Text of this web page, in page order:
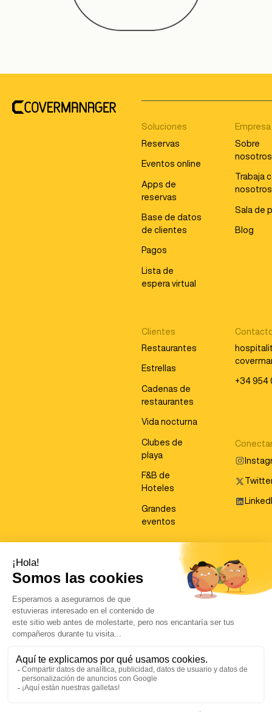
Soluciones
Reservas
Eventos online
Apps de
reservas
Base de datos
de clientes
Pagos
Lista de
espera virtual
Empresa
Sobre
nosotros
Trabaja
nosotros
Sala de
Blog
Clientes
Restaurantes
Estrellas
Cadenas de
restaurantes
Vida nocturna
Clubes de
playa
F&B de
Hoteles
Grandes
eventos
+34 954
©2026Covermanager. Todos los derechos reservados.
Aviso legal
Política de privacidad